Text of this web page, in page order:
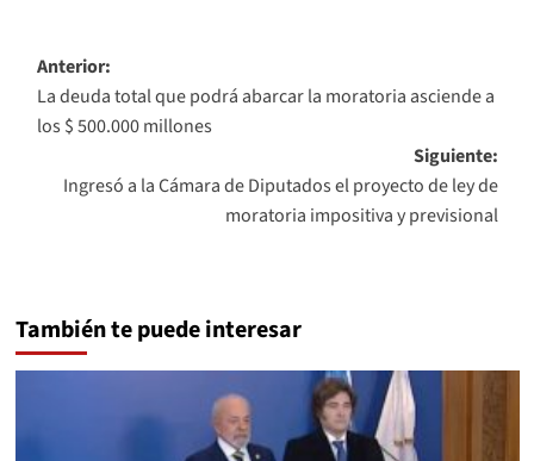
Navegación
de
entradas
Anterior:
La deuda total que podrá abarcar la moratoria asciende a
los $ 500.000 millones
Siguiente:
Ingresó a la Cámara de Diputados el proyecto de ley de
moratoria impositiva y previsional
También te puede interesar